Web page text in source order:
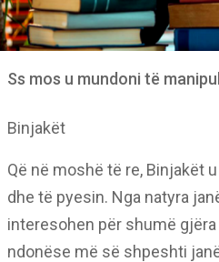
Ss mos u mundoni të
Binjakët
Që në moshë të re, Binjakët
dhe të pyesin. Nga natyra
interesohen për shumë
ndonëse më së shpeshti